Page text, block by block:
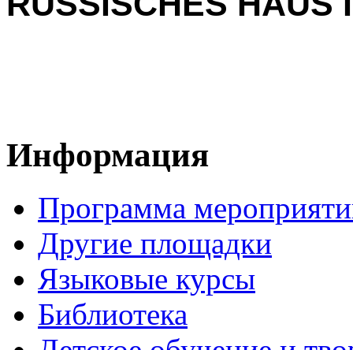
Информация
Программа
Другие площадки
Языковые курсы
Библиотека